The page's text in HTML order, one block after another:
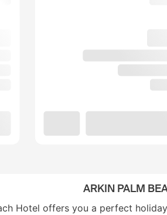
ARKIN PALM
Hotel offers you a perfect